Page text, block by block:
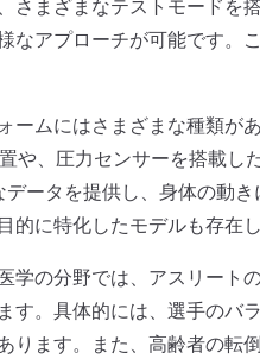
さまざまなテストモードを
なアプローチが可能です。
ームにはさまざまな種類が
、圧力センサーを搭載し
ータを提供し、身体の動
に特化したモデルも存在
学の分野では、アスリート
す。具体的には、選手のバ
ります。また、高齢者の転